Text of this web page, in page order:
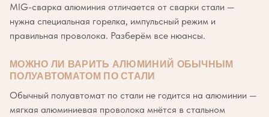
MIG-сварка алюминия отличается от сварки стали —
нужна специальная горелка, импульсный режим и
правильная проволока. Разберём все нюансы.
МОЖНО ЛИ ВАРИТЬ АЛЮМИНИЙ ОБЫЧНЫМ
ПОЛУАВТОМАТОМ ПО СТАЛИ
Обычный полуавтомат по стали не годится на алюминии —
мягкая алюминиевая проволока мнётся в стальном